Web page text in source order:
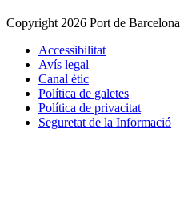
Copyright 2026 Port de Barcelona
Accessibilitat
Avís legal
Canal ètic
Política de galetes
Política de privacitat
Seguretat de la Informació